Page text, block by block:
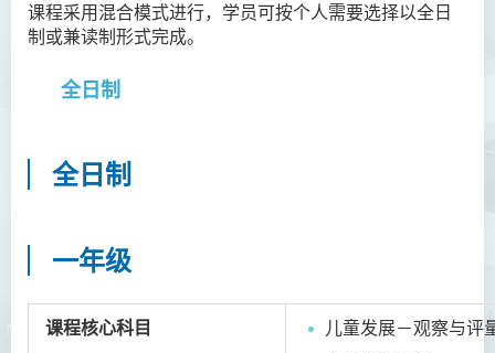
课程采用混合模式进行，学员可按个人需要选择以全日
制或兼读制形式完成。
全日制
全日制
一年级
课程核心科目
儿童发展－观察与评
语言及文化（荣誉）文学士
幼儿教育（荣誉）学士 (全日